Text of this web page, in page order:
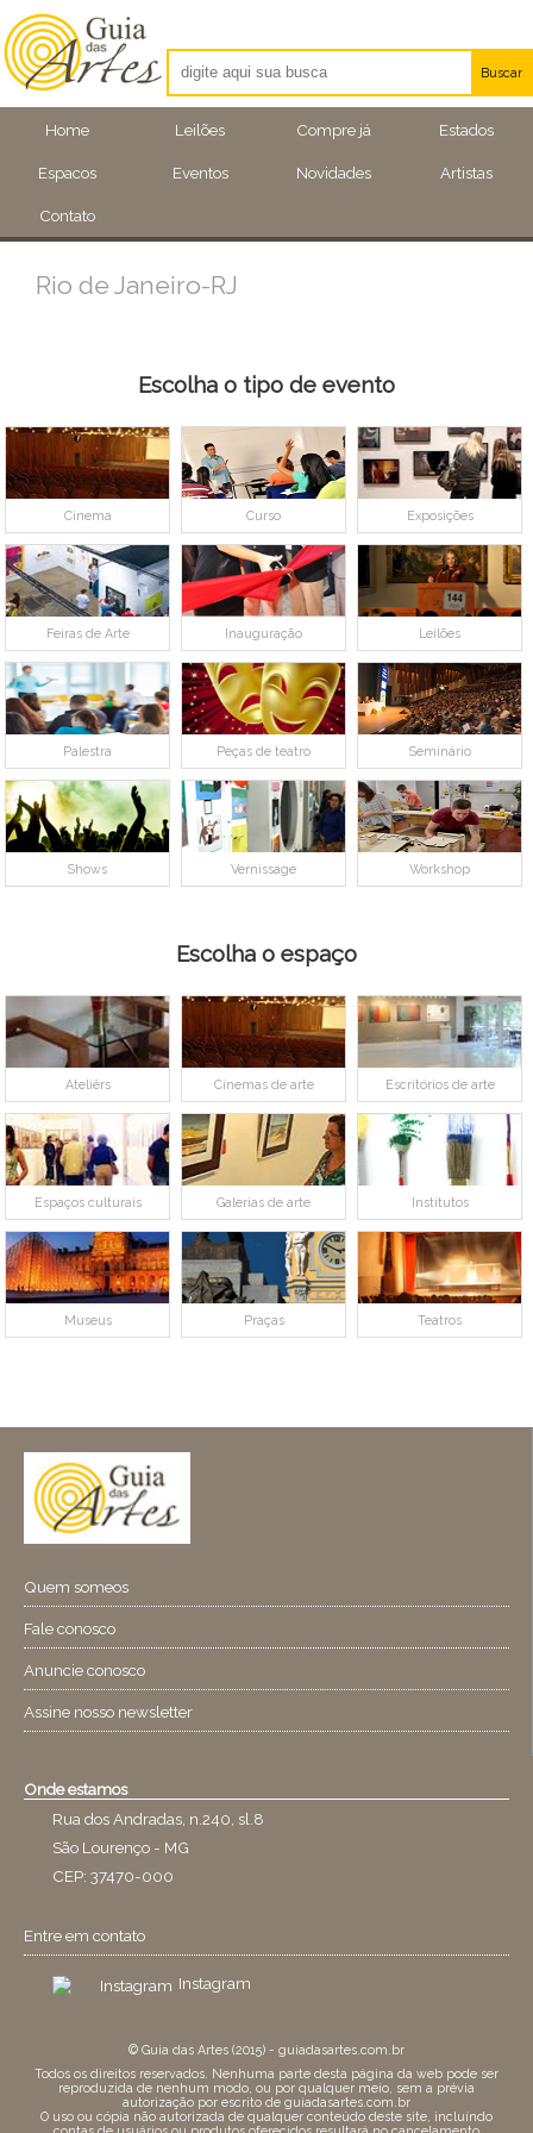
Home Leilões Compre já Estados
Espacos Eventos Novidades Artistas
Contato
Buscar
Artistas
Eventos
Rio de Janeiro-RJ
Escolha o tipo de evento
Cinema Curso Exposições
Feiras de Arte Inauguração Leilões
Palestra Peças de teatro Seminário
Shows Vernissage Workshop
Escolha o espaço
Ateliêrs Cinemas de arte Escritórios de arte
Espaços culturais Galerias de arte Institutos
Museus Praças Teatros
Quem someos
Fale conosco
Anuncie conosco
Assine nosso newsletter
Onde estamos
Rua dos Andradas, n.240, sl.8
São Lourenço - MG
CEP: 37470-000
Entre em contato
Instagram
© Guia das Artes (2015) - guiadasartes.com.br
Todos os direitos reservados. Nenhuma parte desta página da web pode ser
reproduzida de nenhum modo, ou por qualquer meio, sem a prévia
autorização por escrito de guiadasartes.com.br
O uso ou cópia não autorizada de qualquer conteúdo deste site, incluíndo
contas de usuários ou produtos oferecidos resultará no cancelamento